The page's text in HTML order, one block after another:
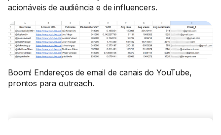
acionáveis de audiência e de influencers.
Boom! Endereços de email de canais do YouTube,
prontos para outreach.